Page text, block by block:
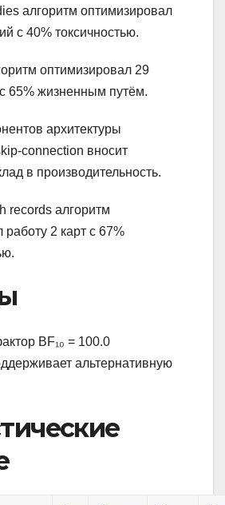
алгоритм оптимизировал
с 40% токсичностью.
оптимизировал 29
65% жизненным путём.
архитектуры
connection вносит
в производительность.
records алгоритм
2 карт с 67%
BF₁₀ = 100.0
альтернативную